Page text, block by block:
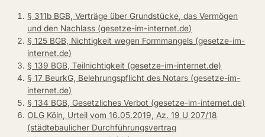
§ 311b BGB, Verträge über Grundstücke, das Vermögen
und den Nachlass (gesetze-im-internet.de)
§ 125 BGB, Nichtigkeit wegen Formmangels (gesetze-im-
internet.de)
§ 139 BGB, Teilnichtigkeit (gesetze-im-internet.de)
§ 17 BeurkG, Belehrungspflicht des Notars (gesetze-im-
internet.de)
§ 134 BGB, Gesetzliches Verbot (gesetze-im-internet.de)
OLG Köln, Urteil vom 16.05.2019, Az. 19 U 207/18
(städtebaulicher Durchführungsvertrag